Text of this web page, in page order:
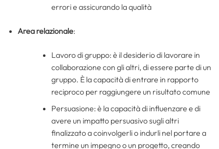
errori e assicurando la qualità
Area relazionale:
Lavoro di gruppo: è il desiderio di lavorare in
collaborazione con gli altri, di essere parte di un
gruppo. È la capacità di entrare in rapporto
reciproco per raggiungere un risultato comune
Persuasione: è la capacità di influenzare e di
avere un impatto persuasivo sugli altri
finalizzato a coinvolgerli o indurli nel portare a
termine un impegno o un progetto, creando